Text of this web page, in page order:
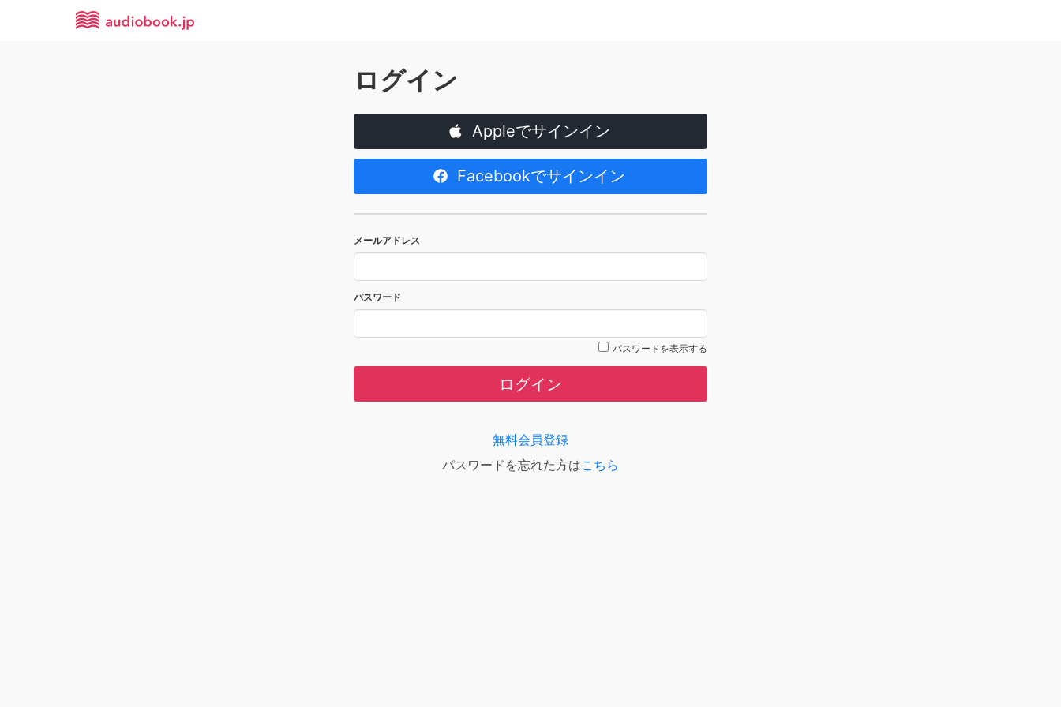
ログイン
Appleでサインイン
Facebookでサインイン
メールアドレス
パスワード
パスワードを表示する
ログイン
無料会員登録
パスワードを忘れた方はこちら